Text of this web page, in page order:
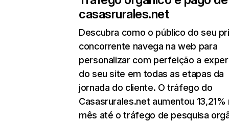
casasrurales.net
Descubra como o público do seu
concorrente navega na web para
personalizar com perfeição a
do seu site em todas as etapas da
jornada do cliente. O tráfego do
Casasrurales.net aumentou 13,21%
mês até o tráfego de pesquisa